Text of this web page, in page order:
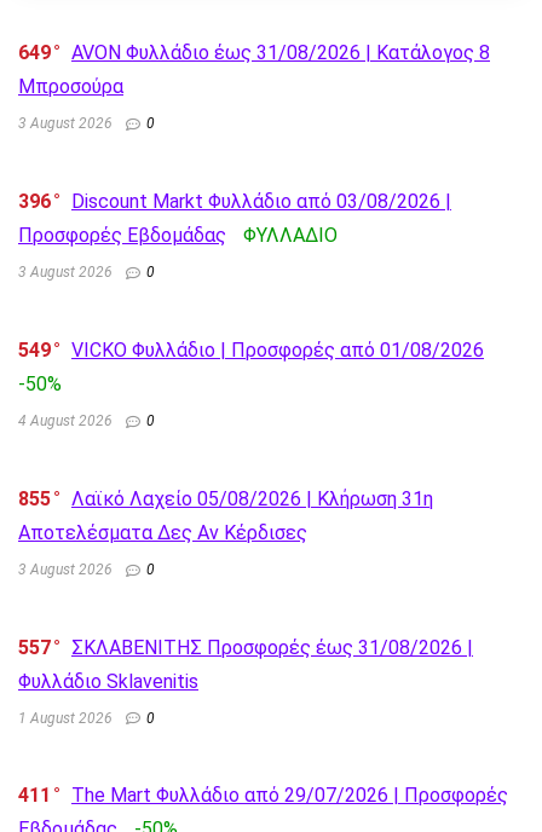
649
AVON Φυλλάδιο έως 31/08/2026 | Κατάλογος 8
Μπροσούρα
3 August 2026 0
396
Discount Markt Φυλλάδιο από 03/08/2026 |
Προσφορές Εβδομάδας
ΦΥΛΛΑΔΙΟ
3 August 2026 0
549
VICKO Φυλλάδιο | Προσφορές από 01/08/2026
-50%
4 August 2026 0
855
Λαϊκό Λαχείο 05/08/2026 | Κλήρωση 31η
Αποτελέσματα Δες Αν Κέρδισες
3 August 2026 0
557
ΣΚΛΑΒΕΝΙΤΗΣ Προσφορές έως 31/08/2026 |
Φυλλάδιο Sklavenitis
1 August 2026 0
411
The Mart Φυλλάδιο από 29/07/2026 | Προσφορές